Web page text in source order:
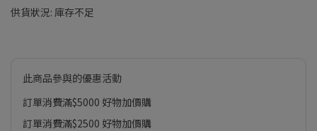
供貨狀況: 庫存不足
此商品參與的優惠活動
訂單消費滿$5000 好物加價購
訂單消費滿$2500 好物加價購